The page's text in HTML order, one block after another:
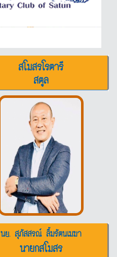
สโมสรโรตารี
สตูล
นย. สุภัสสรณ์ ลิ้มรัตนเมฆา
นายกสโมสร